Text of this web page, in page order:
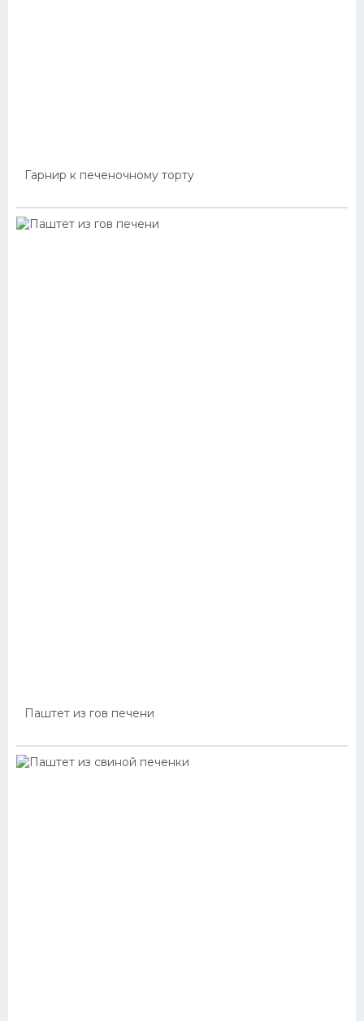
Гарнир к печеночному торту
Паштет из гов печени